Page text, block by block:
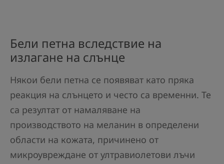
Бели петна вследствие на
излагане на слънце
Някои бели петна се появяват като пряка
реакция на слънцето и често са временни. Те
са резултат от намаляване на
производството на меланин в определени
области на кожата, причинено от
микроувреждане от ултравиолетови лъчи